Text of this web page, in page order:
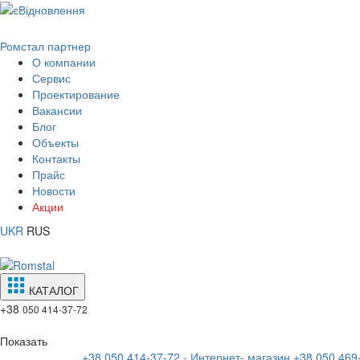
Ромстал партнер
О компании
Сервис
Проектирование
Вакансии
Блог
Объекты
Контакты
Прайс
Новости
Акции
UKR RUS
КАТАЛОГ
+38 050 414-37-72
Показать
+38 050 414-37-72 - Интернет- магазин +38 050